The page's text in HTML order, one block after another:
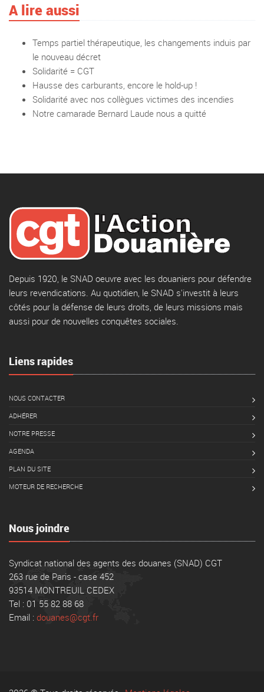
A lire aussi
Temps partiel thérapeutique, les changements induis par
le nouveau décret
Solidarité = CGT
Hausse des carburants, encore le hold-up !
Solidarité avec nos collègues victimes des incendies
Notre camarade Bernard Laude nous a quitté
Depuis 1920, le SNAD oeuvre avec les douaniers pour défendre
leurs revendications. Au quotidien, le SNAD s'investit à leurs
côtés pour la défense de leurs droits, de leurs missions mais
aussi pour de nouvelles conquêtes sociales.
Liens rapides
NOUS CONTACTER
ADHÉRER
NOTRE PRESSE
AGENDA
PLAN DU SITE
MOTEUR DE RECHERCHE
Nous joindre
Syndicat national des agents des douanes (SNAD) CGT
263 rue de Paris - case 452
93514 MONTREUIL CEDEX
Tel : 01 55 82 88 68
Email : douanes@cgt.fr